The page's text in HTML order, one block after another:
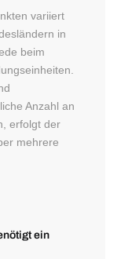
variiert
in
beim
Anzahl an
erfolgt der
mehrere
ein